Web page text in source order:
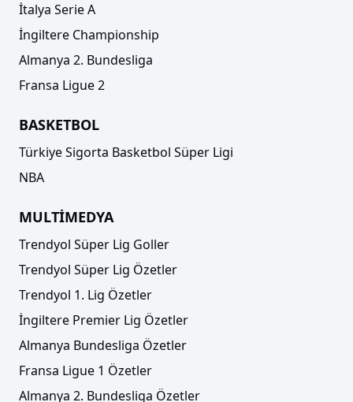
İtalya Serie A
İngiltere Championship
Almanya 2. Bundesliga
Fransa Ligue 2
BASKETBOL
Türkiye Sigorta Basketbol Süper Ligi
NBA
MULTİMEDYA
Trendyol Süper Lig Goller
Trendyol Süper Lig Özetler
Trendyol 1. Lig Özetler
İngiltere Premier Lig Özetler
Almanya Bundesliga Özetler
Fransa Ligue 1 Özetler
Almanya 2. Bundesliga Özetler